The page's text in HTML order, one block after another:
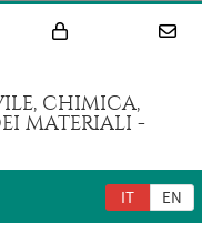
CHIMICA,
MATERIALI -
IT EN